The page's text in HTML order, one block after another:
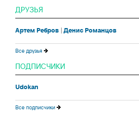
ДРУЗЬЯ
Артем Ребров Денис Романцов
Все друзья
ПОДПИСЧИКИ
Udokan
Все подписчики